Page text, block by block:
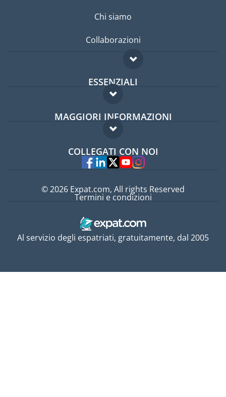
Chi siamo
Collaborazioni
ESSENZIALI
Forum per expat
Guida per expat
MAGGIORI INFORMAZIONI
Domande frequenti
Esperti
COLLEGATI CON NOI
Al servizio degli espatriati, gratuitamente, dal 2005
© 2026 Expat.com, All rights Reserved
Termini e condizioni